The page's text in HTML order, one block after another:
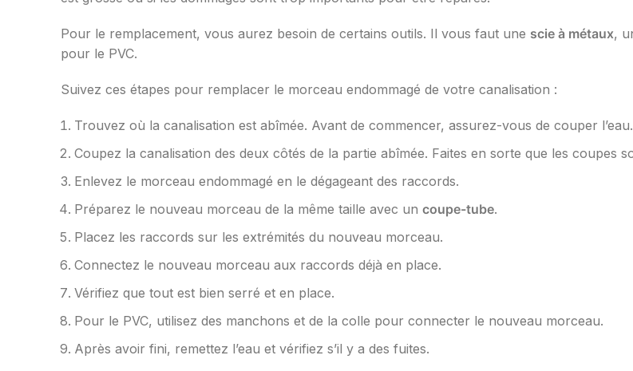
Pour le remplacement, vous aurez besoin de certains outils. Il vous faut une scie à métaux,
pour le PVC.
Suivez ces étapes pour remplacer le morceau endommagé de votre canalisation :
Trouvez où la canalisation est abîmée. Avant de commencer, assurez-vous de couper l’eau.
Coupez la canalisation des deux côtés de la partie abîmée. Faites en sorte que les coupes
Enlevez le morceau endommagé en le dégageant des raccords.
Préparez le nouveau morceau de la même taille avec un coupe-tube.
Placez les raccords sur les extrémités du nouveau morceau.
Connectez le nouveau morceau aux raccords déjà en place.
Vérifiez que tout est bien serré et en place.
Pour le PVC, utilisez des manchons et de la colle pour connecter le nouveau morceau.
Après avoir fini, remettez l’eau et vérifiez s’il y a des fuites.